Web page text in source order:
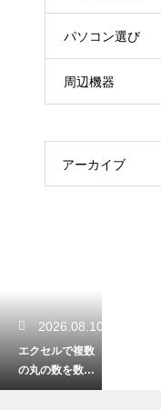
パソコン選び
周辺機器
アーカイブ
2026.08.10
エクセルで複数
の丸の数を数え
る！特定の記号